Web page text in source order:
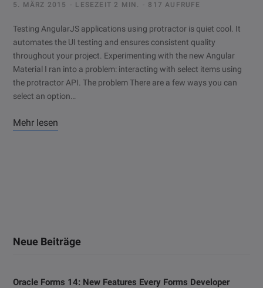
5. MÄRZ 2015 LESEZEIT 2 MIN. 817 AUFRUFE
Testing AngularJS applications using protractor is quiet cool. It
automates the UI testing and ensures consistent quality
throughout your project. Experimenting with the new Angular
Material I ran into a problem: interacting with select items using
the protractor API. The problem There are a few ways you can
select an option…
Mehr lesen
Neue Beiträge
Oracle Forms 14: New Features Every Forms Developer